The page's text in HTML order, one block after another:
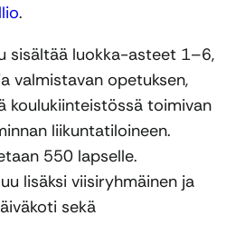
.
sisältää luokka-asteet 1–6,
valmistavan opetuksen,
koulukiinteistössä toimivan
liikuntatiloineen.
550 lapselle.
lisäksi viisiryhmäinen ja
sekä